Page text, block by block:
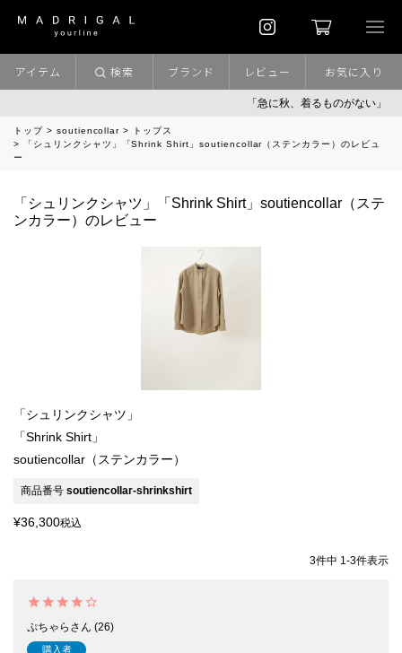
「急に秋、着るものがない」
アイテム 検索 ブランド レビュー お気に入り
トップ soutiencollar
トップス
「シュリンクシャツ」「Shrink Shirt」soutiencollar（ステンカラー）のレビュ
ー
「シュリンクシャツ」「Shrink Shirt」soutiencollar（ステ
ンカラー）のレビュー
「シュリンクシャツ」
「Shrink Shirt」
soutiencollar（ステンカラー）
商品番号 soutiencollar-shrinkshirt
¥36,300税込
3件中 1-3件表示
ぷちゃら 26
購入者